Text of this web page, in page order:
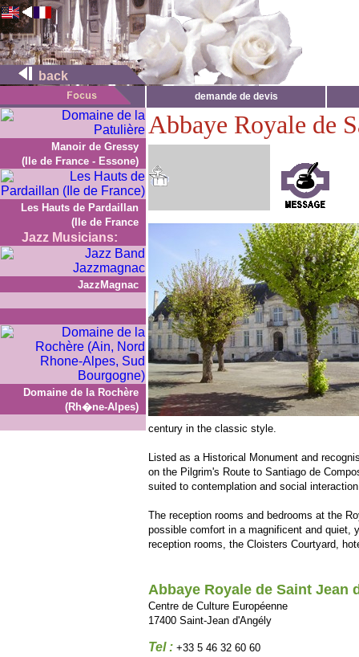
back
demande de devis
Manoir de Gressy
(Ile de France - Essone)
Les Hauts de Pardaillan
(Ile de France
Jazz Musicians:
JazzMagnac
Domaine de la Rochère
(Rh�ne-Alpes)
Abbaye Royale de
century in the classic style.
Listed as a Historical Monument and
on the Pilgrim's Route to Santiago de
suited to contemplation and social
The reception rooms and bedrooms at the
possible comfort in a magnificent and quiet,
reception rooms, the Cloisters Courtyard,
Abbaye Royale de Saint Jean
Centre de Culture Européenne
17400 Saint-Jean d'Angély
Tel : +33 5 46 32 60 60